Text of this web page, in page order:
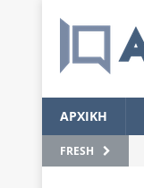
ΑΡΧΙΚΗ
FRESH